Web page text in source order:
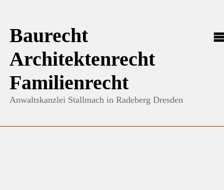
Baurecht
Architektenrecht
Familienrecht
Anwaltskanzlei Stallmach in Radeberg Dresden